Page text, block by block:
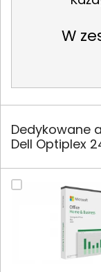
W
Dedykowane
Dell Optiplex